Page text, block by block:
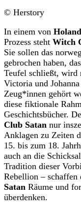
© Herstory
In einem von Holand
Prozess steht Witch
Sie sollen das
gebrochen haben,
Teufel schließt, wird
Victoria und
Zeug*innen gehört
diese fiktionale
Geschichtsbücher.
Club Satan nur
Anklagen zu Zeiten
15. bis zum 18.
auch an die
Tradition dieser
Rebellion – schaffen
Satan Räume und
überdenken.